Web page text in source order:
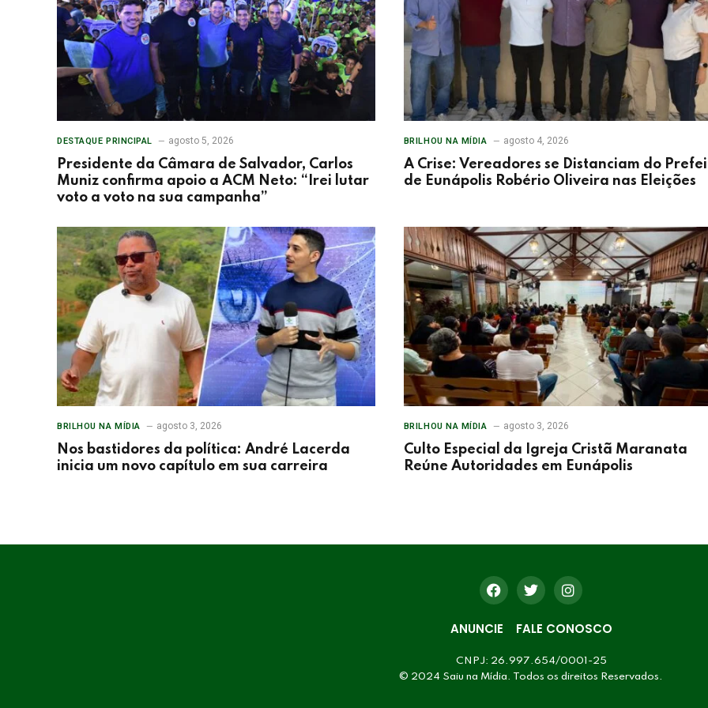
DESTAQUE PRINCIPAL agosto 5, 2026
Presidente da Câmara de Salvador, Carlos
Muniz confirma apoio a ACM Neto: “Irei lutar
voto a voto na sua campanha”
BRILHOU NA MÍDIA agosto 4, 2026
A Crise: Vereadores se Distanciam do
de Eunápolis Robério Oliveira nas Eleições
BRILHOU NA MÍDIA agosto 3, 2026
Nos bastidores da política: André Lacerda
inicia um novo capítulo em sua carreira
BRILHOU NA MÍDIA agosto 3, 2026
Culto Especial da Igreja Cristã Maranata
Reúne Autoridades em Eunápolis
ANUNCIE FALE CONOSCO
CNPJ: 26.997.654/0001-25
© 2024 Saiu na Mídia. Todos os direitos Reservados.